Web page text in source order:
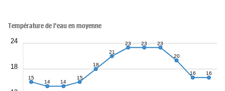
18
24
Température de l'eau en moyenne
15
14 14
15
18
21
23 23 23
20
16 16